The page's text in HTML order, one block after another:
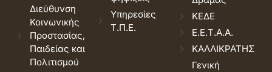
Διεύθυνση
Κοινωνικής
Προστασίας,
Παιδείας και
Πολιτισμού
Υπηρεσίες
Τ.Π.Ε.
ΚΕΔΕ
Ε.Ε.Τ.Α.Α.
ΚΑΛΛΙΚΡΑΤΗΣ
Γενική